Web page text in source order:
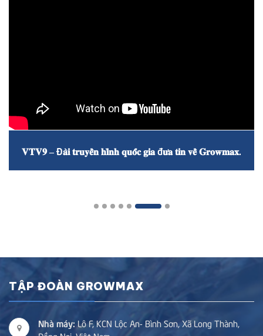
NIỀM TIN
TẬP ĐOÀN GROWMAX
Nhà máy: Lô F, KCN Lộc An- Bình Sơn, Xã Long Thành,